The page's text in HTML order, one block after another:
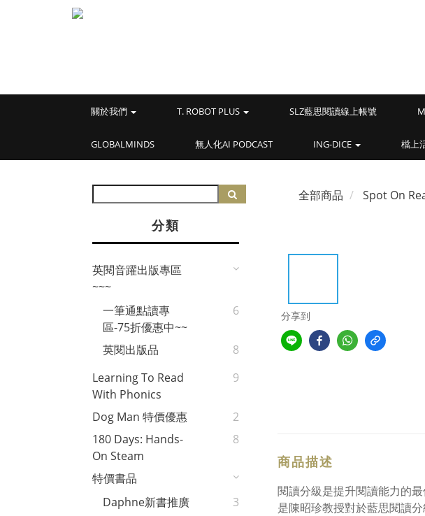
關於我們 T. ROBOT PLUS SLZ藍思閱讀線上帳號
GLOBALMINDS 無人化AI PODCAST ING-DICE 檔上
分類
英閱音躍出版專區
~~~
一筆通點讀專
區-75折優惠中~~
6
英閱出版品
8
Learning To Read
With Phonics
9
Dog Man 特價優惠
2
180 Days: Hands-
On Steam
8
特價書品
Daphne新書推廣
3
全部商品 Spot On
分享到
商品描述
閱讀分級是提升閱讀能力的
是陳昭珍教授對於藍思閱讀